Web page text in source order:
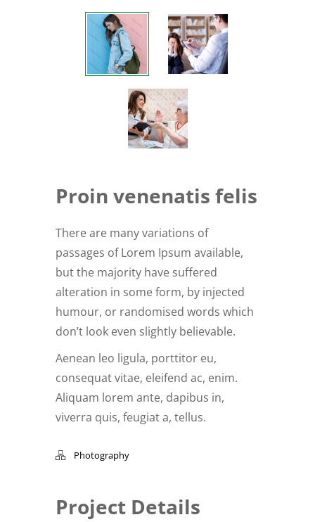
Proin venenatis felis
There are many variations of
passages of Lorem Ipsum available,
but the majority have suffered
alteration in some form, by injected
humour, or randomised words which
don’t look even slightly believable.
Aenean leo ligula, porttitor eu,
consequat vitae, eleifend ac, enim.
Aliquam lorem ante, dapibus in,
viverra quis, feugiat a, tellus.
Photography
Project Details